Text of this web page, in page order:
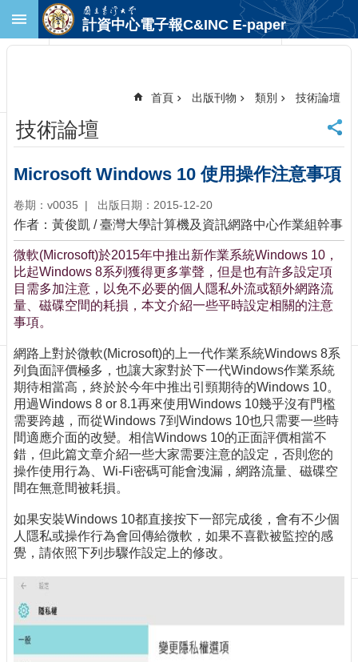
跳到主要內容區塊
首
頁
臺
大
首
頁
計
中
首
頁
聯
絡
資
訊
訂
閱/
取
消
網
站
導
最
新
息
關
於
我
計資中心電子報C&INC E-paper
首頁 出版刊物 類別 技術論壇
技術論壇
Microsoft Windows 10 使用操作注意事項
卷期：v0035 出版日期：2015-12-20
作者：黃俊凱 / 臺灣大學計算機及資訊網路中心作業組幹事
微軟(Microsoft)於2015年中推出新作業系統Windows 10，
比起Windows 8系列獲得更多掌聲，但是也有許多設定項
目需多加注意，以免不必要的個人隱私外流或額外網路流
量、磁碟空間的耗損，本文介紹一些平時設定相關的注意
事項。
網路上對於微軟(Microsoft)的上一代作業系統Windows 8系
列負面評價極多，也讓大家對於下一代Windows作業系統
期待相當高，終於於今年中推出引頸期待的Windows 10。
用過Windows 8 or 8.1再來使用Windows 10幾乎沒有門檻
需要跨越，而從Windows 7到Windows 10也只需要一些時
間適應介面的改變。相信Windows 10的正面評價相當不
錯，但此篇文章介紹一些大家需要注意的設定，否則您的
操作使用行為、Wi-Fi密碼可能會洩漏，網路流量、磁碟空
間在無意間被耗損。
如果安裝Windows 10都直接按下一部完成後，會有不少個
人隱私或操作行為會回傳給微軟，如果不喜歡被監控的感
覺，請依照下列步驟作設定上的修改。